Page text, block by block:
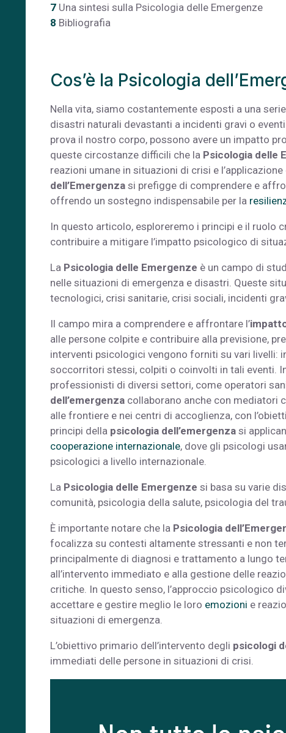
7 Una sintesi sulla Psicologia delle Emergenze
8 Bibliografia
Cos’è la Psicologia
Nella vita, siamo costantemente esposti a una
disastri naturali devastanti a incidenti gravi o
prova il nostro corpo, possono avere un impatto
queste circostanze difficili che la Psicologia delle
reazioni umane in situazioni di crisi e
dell’Emergenza si prefigge di comprendere e
offrendo un sostegno indispensabile per la
In questo articolo, esploreremo i principi e il ruolo
contribuire a mitigare l’impatto psicologico di
La Psicologia delle Emergenze è un campo di
nelle situazioni di emergenza e disastri. Queste
tecnologici, crisi sanitarie, crisi sociali, incidenti
Il campo mira a comprendere e affrontare l’
alle persone colpite e contribuire alla previsione,
interventi psicologici vengono forniti su vari livelli:
soccorritori stessi, colpiti o coinvolti in tali eventi.
professionisti di diversi settori, come operatori
dell’emergenza collaborano anche con mediatori
alle frontiere e nei centri di accoglienza, con
principi della psicologia dell’emergenza si
cooperazione internazionale, dove gli psicologi
psicologici a livello internazionale.
La Psicologia delle Emergenze si basa su varie
comunità, psicologia della salute, psicologia del
È importante notare che la Psicologia
focalizza su contesti altamente stressanti e non
principalmente di diagnosi e trattamento a lungo
all’intervento immediato e alla gestione delle
critiche. In questo senso, l’approccio psicologico
accettare e gestire meglio le loro emozioni e
situazioni di emergenza.
L’obiettivo primario dell’intervento degli psicologi
immediati delle persone in situazioni di crisi.